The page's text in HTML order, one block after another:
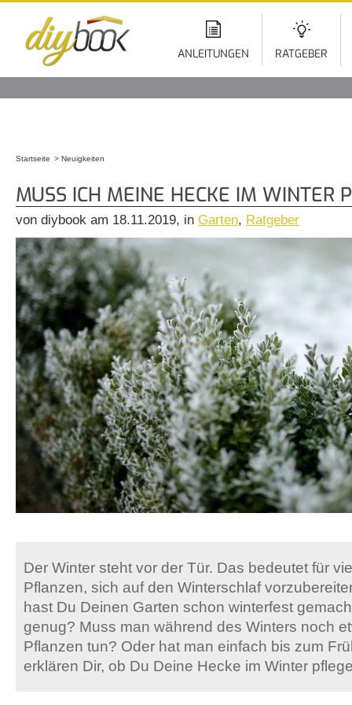
ANLEITUNGEN RATGEBER
Startseite Neuigkeiten
MUSS ICH MEINE HECKE IM WINTER
von diybook am 18.11.2019, in Garten, Ratgeber
Der Winter steht vor der Tür. Das bedeutet für
Pflanzen, sich auf den Winterschlaf
hast Du Deinen Garten schon winterfest
genug? Muss man während des Winters noch
Pflanzen tun? Oder hat man einfach bis zum
erklären Dir, ob Du Deine Hecke im Winter